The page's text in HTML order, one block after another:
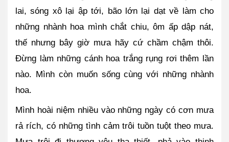
lai, sóng xô lại ập tới, bão lớn lại dạt về làm cho
những nhành hoa mình chắt chiu, ôm ấp dập nát,
thế nhưng bây giờ mưa hãy cứ chầm chậm thôi.
Đừng làm những cánh hoa trắng rụng rơi thêm lần
nào. Mình còn muốn sống cùng với những nhành
hoa.
Mình hoài niệm nhiều vào những ngày có cơn mưa
rả rích, có những tình cảm trôi tuồn tuột theo mưa.